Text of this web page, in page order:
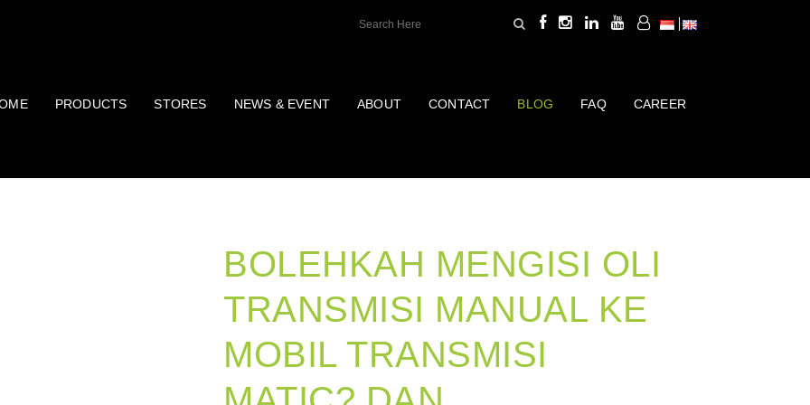
PRODUCTS STORES NEWS & EVENT ABOUT CONTACT BLOG FAQ CAREER
BOLEHKAH MENGISI OLI
TRANSMISI MANUAL KE
MOBIL TRANSMISI